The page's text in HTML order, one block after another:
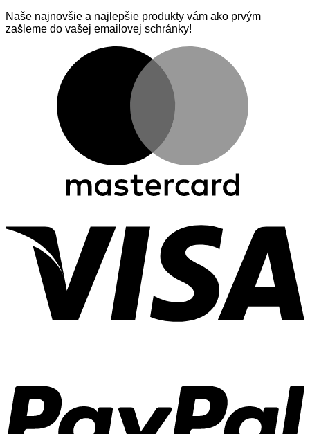
Naše najnovšie a najlepšie produkty vám ako prvým
zašleme do vašej emailovej schránky!